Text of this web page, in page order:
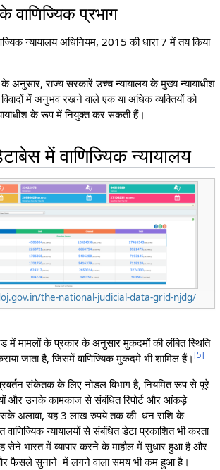
वाणिज्यिक प्रभाग
न्यायालय अधिनियम, 2015 की धारा 7 में तय किया
अनुसार, राज्य सरकारें उच्च न्यायालय के मुख्य न्यायाधीश
में अनुभव रखने वाले एक या अधिक व्यक्तियों को
के रूप में नियुक्त कर सकती हैं।
में वाणिज्यिक न्यायालय
the-national-judicial-data-grid-njdg/
में मामलों के प्रकार के अनुसार मुकदमों की लंबित स्थिति
जाता है, जिसमें वाणिज्यिक मुकदमे भी शामिल हैं। [5]
संकेतक के लिए नोडल विभाग है, नियमित रूप से पूरे
और उनके कामकाज से संबंधित रिपोर्ट और आंकड़े
अलावा, यह 3 लाख रुपये तक की धन राशि के
वाणिज्यिक न्यायालयों से संबंधित डेटा प्रकाशित भी करता
सेने भारत में व्यापार करने के माहौल में सुधार हुआ है और
फैसले सुनाने में लगने वाला समय भी कम हुआ है।